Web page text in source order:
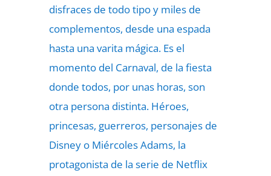
disfraces de todo tipo y miles de
complementos, desde una espada
hasta una varita mágica. Es el
momento del Carnaval, de la fiesta
donde todos, por unas horas, son
otra persona distinta. Héroes,
princesas, guerreros, personajes de
Disney o Miércoles Adams, la
protagonista de la serie de Netflix